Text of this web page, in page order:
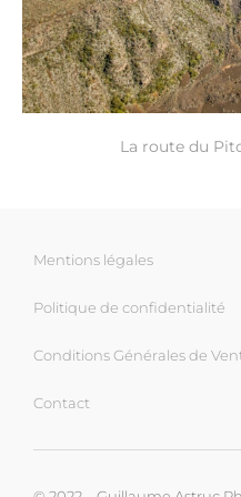
La route du
Mentions légales
Politique de confidentialité
Conditions Générales de
Contact